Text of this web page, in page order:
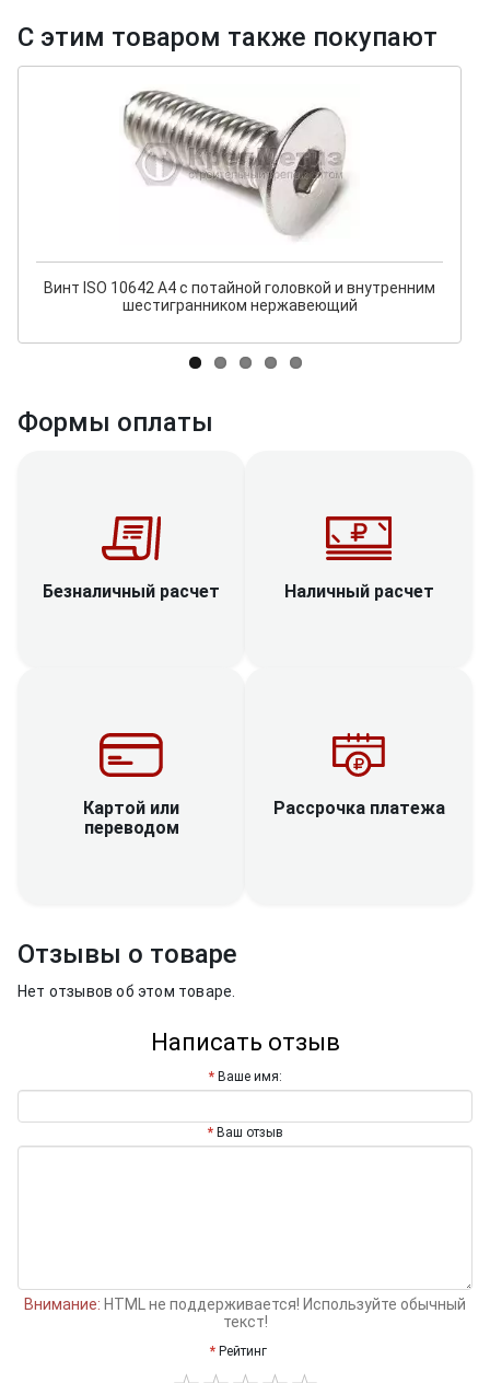
С этим товаром также покупают
Винт ISO 10642 A4 с потайной головкой и внутренним
шестигранником нержавеющий
Формы оплаты
Безналичный расчет Наличный расчет
Картой или
переводом
Рассрочка платежа
Отзывы о товаре
Нет отзывов об этом товаре.
Написать отзыв
Ваше имя:
Ваш отзыв
Внимание: HTML не поддерживается! Используйте обычный
текст!
Рейтинг